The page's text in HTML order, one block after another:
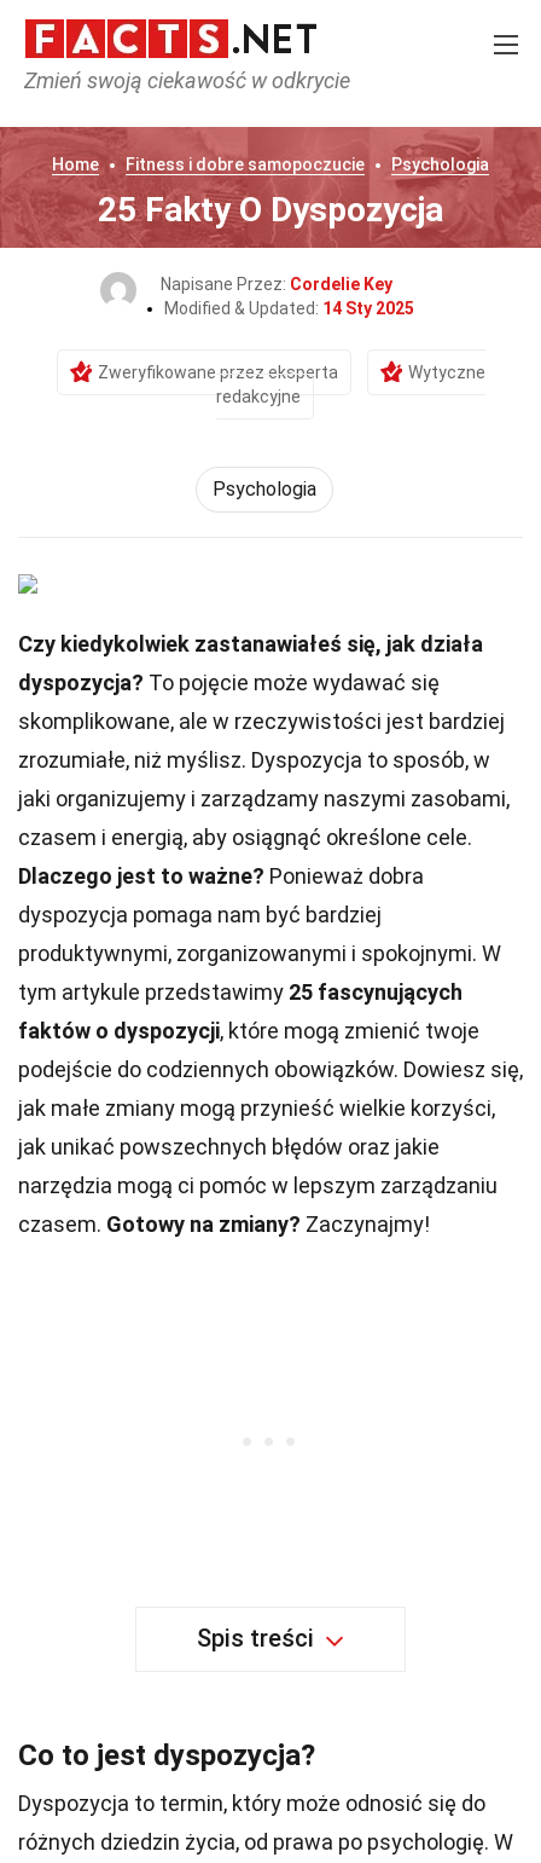
Zmień swoją ciekawość w odkrycie
Home Fitness i dobre samopoczucie Psychologia
25 Fakty O Dyspozycja
Napisane Przez: Cordelie Key
Modified & Updated: 14 Sty 2025
Zweryfikowane przez eksperta
Wytyczne
redakcyjne
Psychologia
Czy kiedykolwiek zastanawiałeś się, jak działa
dyspozycja? To pojęcie może wydawać się
skomplikowane, ale w rzeczywistości jest bardziej
zrozumiałe, niż myślisz. Dyspozycja to sposób, w
jaki organizujemy i zarządzamy naszymi zasobami,
czasem i energią, aby osiągnąć określone cele.
Dlaczego jest to ważne? Ponieważ dobra
dyspozycja pomaga nam być bardziej
produktywnymi, zorganizowanymi i spokojnymi. W
tym artykule przedstawimy 25 fascynujących
faktów o dyspozycji, które mogą zmienić twoje
podejście do codziennych obowiązków. Dowiesz się,
jak małe zmiany mogą przynieść wielkie korzyści,
jak unikać powszechnych błędów oraz jakie
narzędzia mogą ci pomóc w lepszym zarządzaniu
czasem. Gotowy na zmiany? Zaczynajmy!
Spis treści
Co to jest dyspozycja?
Dyspozycja to termin, który może odnosić się do
różnych dziedzin życia, od prawa po psychologię. W